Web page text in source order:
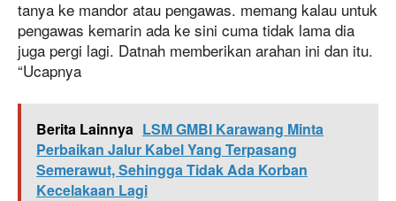
tanya ke mandor atau pengawas. memang kalau untuk
pengawas kemarin ada ke sini cuma tidak lama dia
juga pergi lagi. Datnah memberikan arahan ini dan itu.
“Ucapnya
Berita Lainnya LSM GMBI Karawang Minta
Perbaikan Jalur Kabel Yang Terpasang
Semerawut, Sehingga Tidak Ada Korban
Kecelakaan Lagi